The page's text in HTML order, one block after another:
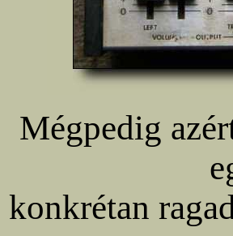
Mégpedig
konkrétan